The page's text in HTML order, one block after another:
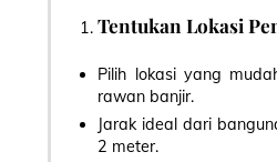
Tentukan Lokasi
Pilih lokasi yang
rawan banjir.
Jarak ideal dari
2 meter.